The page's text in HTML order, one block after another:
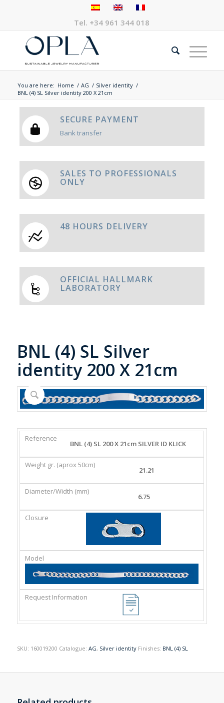
Tel. +34 961 344 018
You are here: Home / AG / Silver identity /
BNL (4) SL Silver identity 200 X 21cm
SECURE PAYMENT
Bank transfer
SALES TO PROFESSIONALS
ONLY
48 HOURS DELIVERY
OFFICIAL HALLMARK
LABORATORY
BNL (4) SL Silver
identity 200 X 21cm
REFERENCE
WEIGHT
GR.
(APROX
DIAMETER/WIDTH
BNL (4) SL 200 X 21cm SILVER ID KLICK
21.21
6.75
SKU: 160019200 Catalogue: AG, Silver identity Finishes: BNL (4) SL